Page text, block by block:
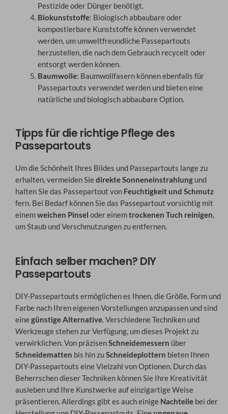
Pestizide oder Dünger benötigt.
Biokunststoffe: Biologisch abbaubare oder
kompostierbare Kunststoffe können verwendet
werden, um umweltfreundliche Passepartouts
herzustellen, die nach dem Gebrauch recycelt oder
entsorgt werden können.
Baumwolle: Baumwollfasern können ebenfalls für
Passepartouts verwendet werden und bieten eine
natürliche und biologisch abbaubare Option.
Tipps für die richtige Pflege des
Passepartouts
Um die Schönheit Ihres Bildes und Passepartouts lange zu
erhalten, vermeiden Siedirekte Sonneneinstrahlung und
halten Sie das Passepartout von Feuchtigkeit und Schmutz
fern. Bei Bedarf können Sie das Passepartout vorsichtig mit
einemweichen Pinsel oder einemtrockenen Tuch reinigen,
um Staub und Verschmutzungen zu entfernen.
Einfach selber machen? DIY
Passepartouts
DIY-Passepartouts ermöglichen es Ihnen, die Größe, Form und
Farbe nach Ihren eigenen Vorstellungen anzupassen und sind
einegünstige Alternative. Verschiedene Techniken und
Werkzeuge stehen zur Verfügung, um dieses Projekt zu
verwirklichen. Von präzisenSchneidemessern über
Schneidematten bis hin zuSchneideplottern bieten Ihnen
DIY-Passepartouts eine Vielzahl von Optionen. Durch das
Beherrschen dieser Techniken können Sie Ihre Kreativität
ausleben und Ihre Kunstwerke auf einzigartige Weise
präsentieren. Allerdings gibt es auch einige Nachteile bei der